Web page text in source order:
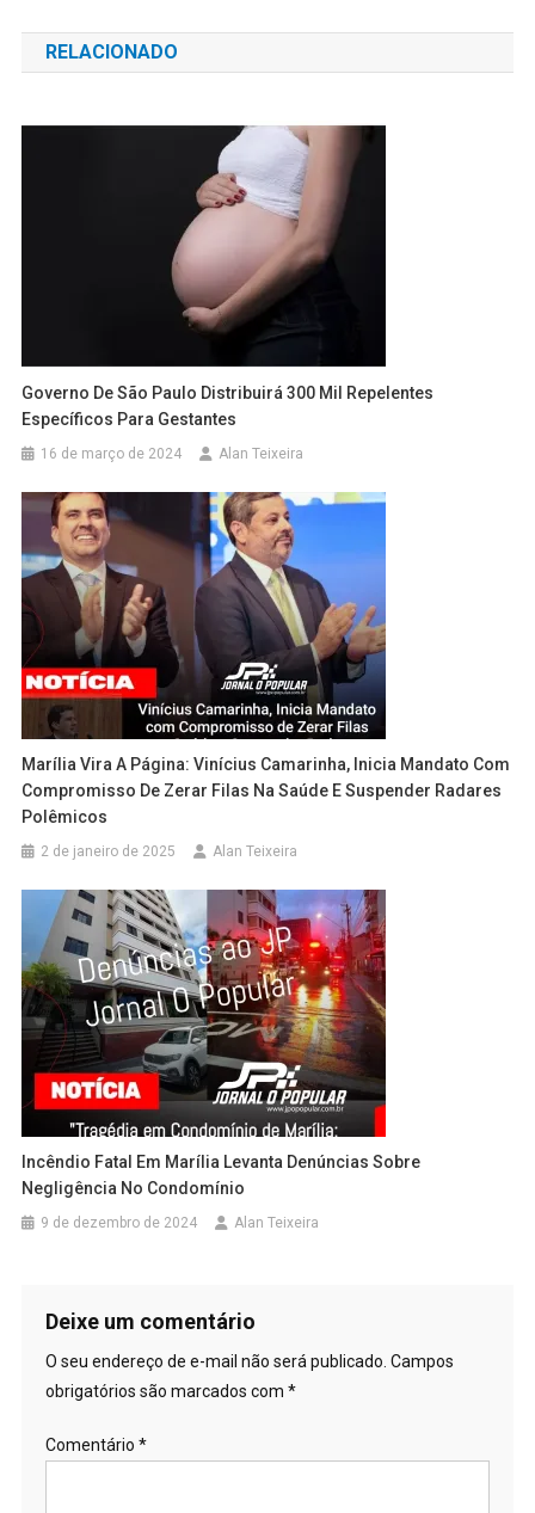
de
Post
RELACIONADO
Governo De São Paulo Distribuirá 300 Mil Repelentes
Específicos Para Gestantes
16 de março de 2024 Alan Teixeira
Marília Vira A Página: Vinícius Camarinha, Inicia Mandato Com
Compromisso De Zerar Filas Na Saúde E Suspender Radares
Polêmicos
2 de janeiro de 2025 Alan Teixeira
Incêndio Fatal Em Marília Levanta Denúncias Sobre
Negligência No Condomínio
9 de dezembro de 2024 Alan Teixeira
Deixe um comentário
O seu endereço de e-mail não será publicado. Campos
obrigatórios são marcados com *
Comentário *